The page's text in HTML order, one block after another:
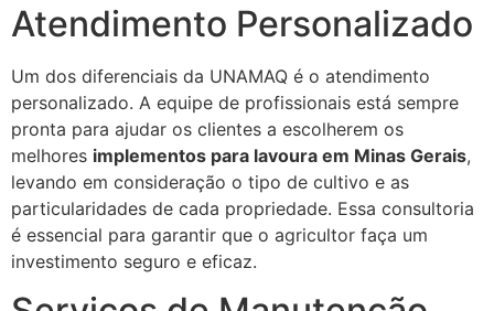
Atendimento Personalizado
Um dos diferenciais da UNAMAQ é o atendimento
personalizado. A equipe de profissionais está sempre
pronta para ajudar os clientes a escolherem os
melhores implementos para lavoura em Minas Gerais,
levando em consideração o tipo de cultivo e as
particularidades de cada propriedade. Essa consultoria
é essencial para garantir que o agricultor faça um
investimento seguro e eficaz.